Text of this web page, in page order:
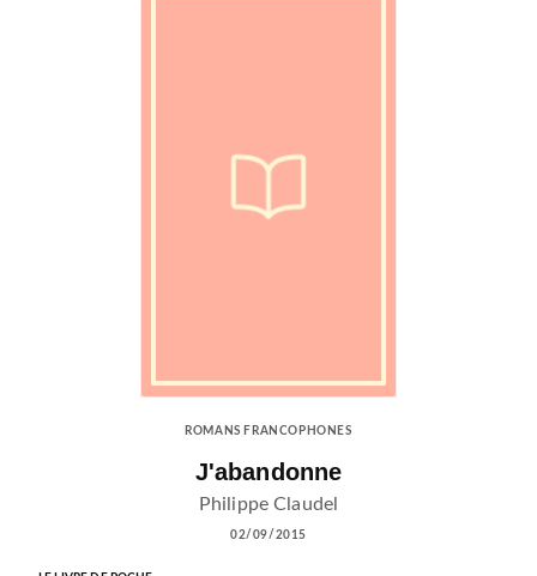
ROMANS FRANCOPHONES
J'abandonne
Philippe Claudel
02/09/2015